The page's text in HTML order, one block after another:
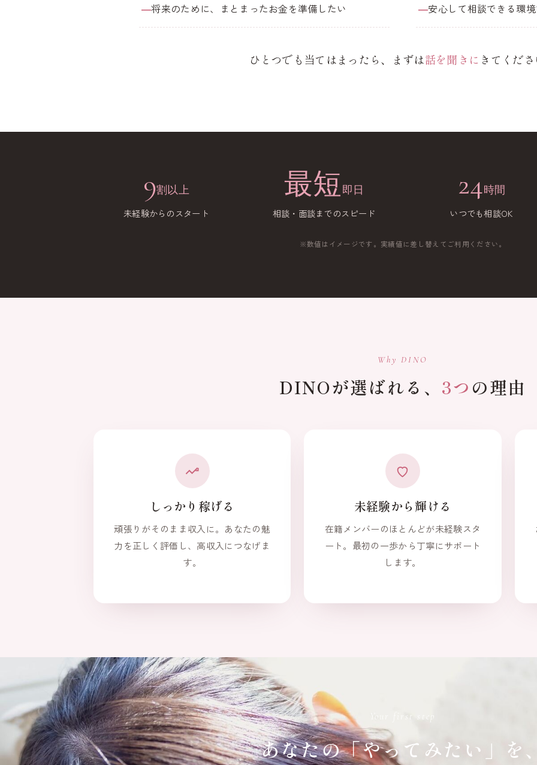
将来のために、まとまったお金を準備したい 安心して相談できる環
ひとつでも当てはまったら、まずは話を聞きに きてくだ
9割以上
未経験からのスタート
最短 即日
相談・面談までのスピード
24時間
いつでも相談OK
※数値はイメージです。実績値に差し替えてご利用ください。
Why DINO
DINOが選ばれる、 3つの理由
しっかり稼げる
頑張りがそのまま収入に。あなたの魅
力を正しく評価し、高収入につなげま
す。
未経験から輝ける
在籍メンバーのほとんどが未経験スタ
ート。最初の一歩から丁寧にサポート
します。
Your first step
あなたの「やってみたい」を